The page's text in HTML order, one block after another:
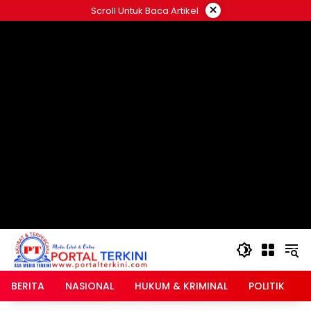
ke
Scroll Untuk Baca Artikel ×
BERITA NASIONAL HUKUM & KRIMINAL POLITIK